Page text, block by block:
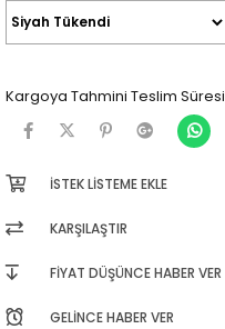
Kargoya Tahmini Teslim Süresi
İSTEK LISTEME EKLE
KARŞILAŞTIR
FIYAT DÜŞÜNCE HABER VER
GELINCE HABER VER